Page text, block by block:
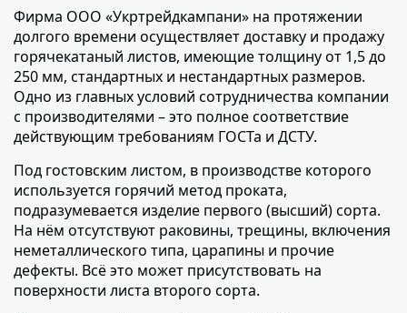
Фирма ООО «Укртрейдкампани» на протяжении
долгого времени осуществляет доставку и продажу
горячекатаный листов, имеющие толщину от 1,5 до
250 мм, стандартных и нестандартных размеров.
Одно из главных условий сотрудничества компании
с производителями – это полное соответствие
действующим требованиям ГОСТа и ДСТУ.
Под гостовским листом, в производстве которого
используется горячий метод проката,
подразумевается изделие первого (высший) сорта.
На нём отсутствуют раковины, трещины, включения
неметаллического типа, царапины и прочие
дефекты. Всё это может присутствовать на
поверхности листа второго сорта.